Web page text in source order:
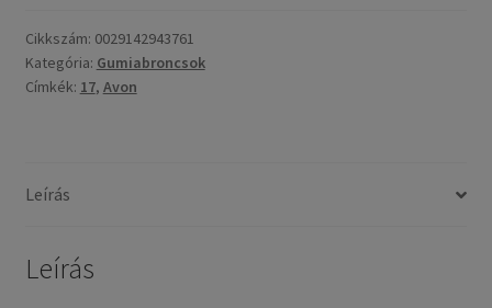
Cikkszám: 0029142943761
Kategória: Gumiabroncsok
Címkék: 17, Avon
Leírás
Leírás